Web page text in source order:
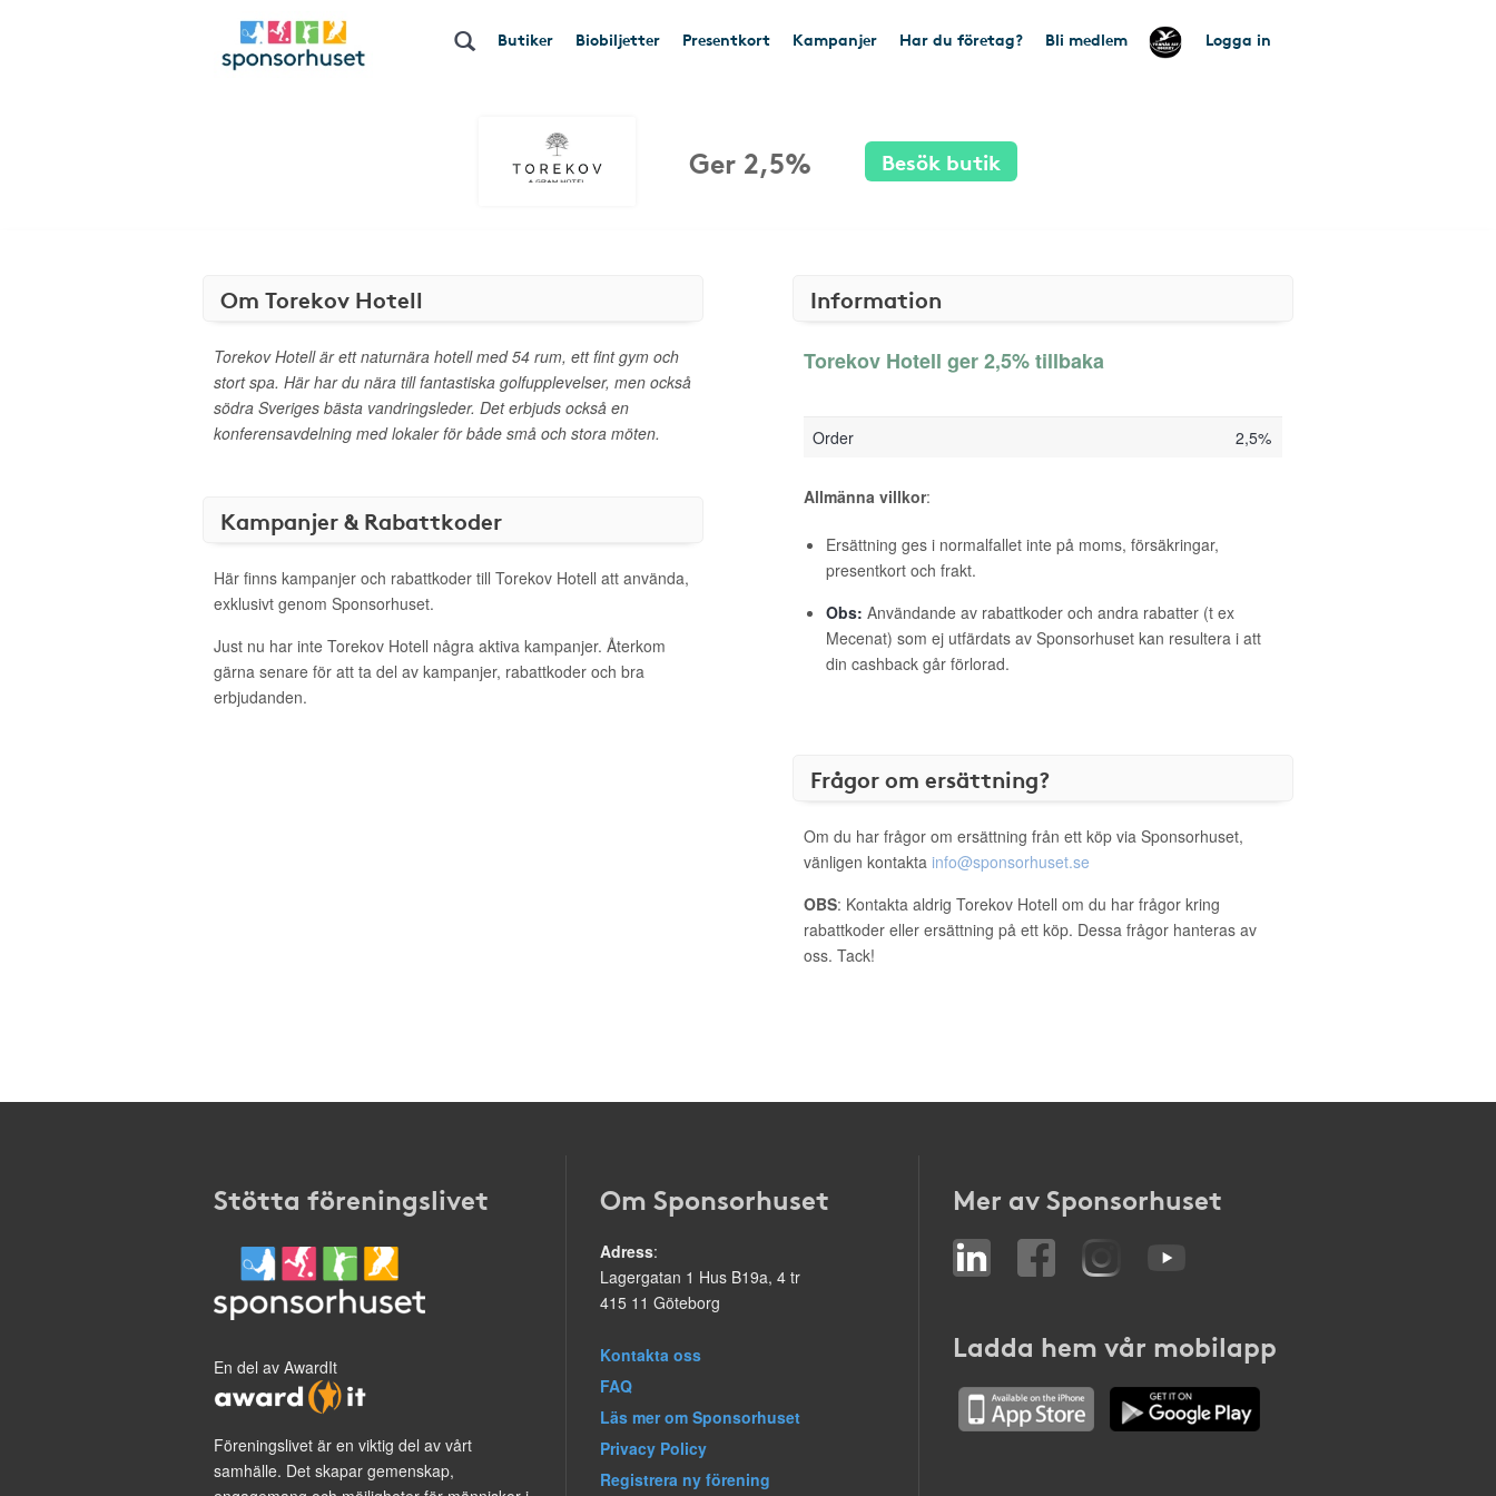
Butiker Biobiljetter Presentkort Kampanjer Har du företag? Bli medlem Logga in
Ger 2,5% Besök butik
Om Torekov Hotell
Torekov Hotell är ett naturnära hotell med 54 rum, ett fint gym och
stort spa. Här har du nära till fantastiska golfupplevelser, men också
södra Sveriges bästa vandringsleder. Det erbjuds också en
konferensavdelning med lokaler för både små och stora möten.
Kampanjer & Rabattkoder
Här finns kampanjer och rabattkoder till Torekov Hotell att använda,
exklusivt genom Sponsorhuset.
Just nu har inte Torekov Hotell några aktiva kampanjer. Återkom
gärna senare för att ta del av kampanjer, rabattkoder och bra
erbjudanden.
Information
Torekov Hotell ger 2,5% tillbaka
Order 2,5%
Allmänna villkor:
Ersättning ges i normalfallet inte på moms, försäkringar,
presentkort och frakt.
Obs: Användande av rabattkoder och andra rabatter (t ex
Mecenat) som ej utfärdats av Sponsorhuset kan resultera i att
din cashback går förlorad.
Frågor om ersättning?
Om du har frågor om ersättning från ett köp via Sponsorhuset,
vänligen kontakta info@sponsorhuset.se
OBS: Kontakta aldrig Torekov Hotell om du har frågor kring
rabattkoder eller ersättning på ett köp. Dessa frågor hanteras av
oss. Tack!
Stötta föreningslivet
En del av AwardIt
Föreningslivet är en viktig del av vårt
samhälle. Det skapar gemenskap,
Om Sponsorhuset
Adress:
Lagergatan 1 Hus B19a, 4 tr
415 11 Göteborg
Kontakta oss
FAQ
Läs mer om Sponsorhuset
Privacy Policy
Registrera ny förening
Mer av Sponsorhuset
Ladda hem vår mobilapp